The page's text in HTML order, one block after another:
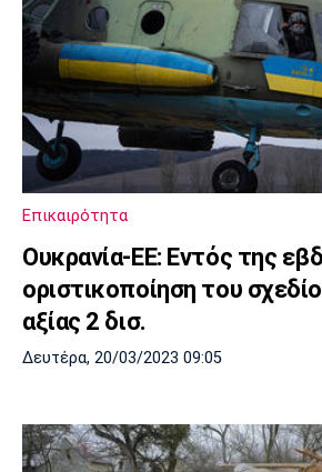
Επικαιρότητα
Ουκρανία-ΕΕ: Εντός της
οριστικοποίηση του
αξίας 2 δισ.
Δευτέρα, 20/03/2023 09:05